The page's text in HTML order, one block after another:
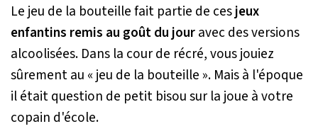
Le jeu de la bouteille fait partie de cesjeux
enfantins remis au goût du jouravec des versions
alcoolisées. Dans la cour de récré, vous jouiez
sûrement au « jeu de la bouteille ». Mais à l'époque
il était question de petit bisou sur la joue à votre
copain d'école.